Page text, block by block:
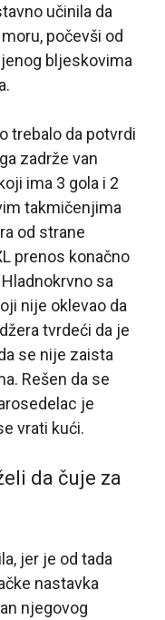
učinila da
počevši od
bljeskovima
trebalo da potvrdi
zadrže van
ima 3 gola i 2
takmičenjima
od strane
prenos konačno
sa
nije oklevao da
tvrdeći da je
se nije zaista
Rešen da se
je
vrati kući.
da čuje za
jer je od tada
nastavka
njegovog